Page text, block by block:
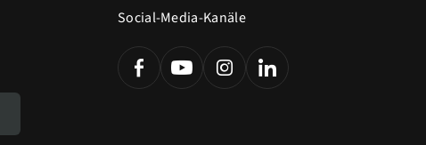
Social-Media-Kanäle